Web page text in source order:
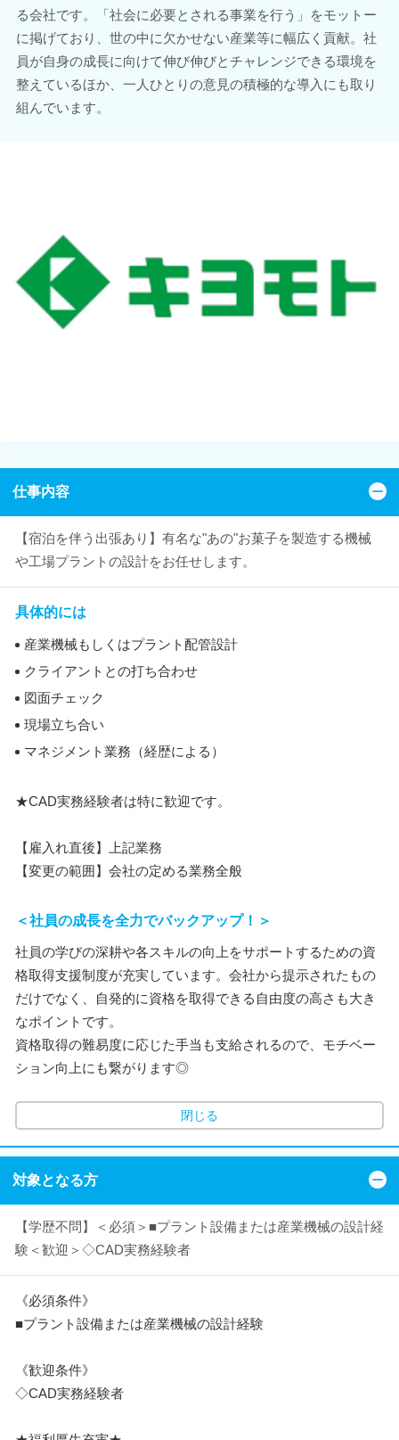
る会社です。「社会に必要とされる事業を行う」をモットー
に掲げており、世の中に欠かせない産業等に幅広く貢献。社
員が自身の成長に向けて伸び伸びとチャレンジできる環境を
整えているほか、一人ひとりの意見の積極的な導入にも取り
組んでいます。
仕事内容
【宿泊を伴う出張あり】有名な"あの"お菓子を製造する機械
や工場プラントの設計をお任せします。
具体的には
産業機械もしくはプラント配管設計
クライアントとの打ち合わせ
図面チェック
現場立ち合い
マネジメント業務（経歴による）
★CAD実務経験者は特に歓迎です。
【雇入れ直後】上記業務
【変更の範囲】会社の定める業務全般
＜社員の成長を全力でバックアップ！＞
社員の学びの深耕や各スキルの向上をサポートするための資
格取得支援制度が充実しています。会社から提示されたもの
だけでなく、自発的に資格を取得できる自由度の高さも大き
なポイントです。
資格取得の難易度に応じた手当も支給されるので、モチベー
ション向上にも繋がります◎
閉じる
対象となる方
【学歴不問】＜必須＞■プラント設備または産業機械の設計経
験＜歓迎＞◇CAD実務経験者
《必須条件》
■プラント設備または産業機械の設計経験
《歓迎条件》
◇CAD実務経験者